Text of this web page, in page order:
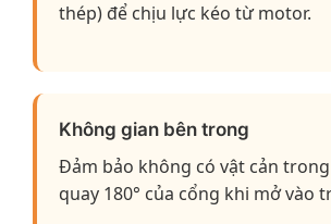
thép) để chịu lực kéo từ motor.
Không gian bên trong
Đảm bảo không có vật cản
quay 180° của cổng khi mở vào